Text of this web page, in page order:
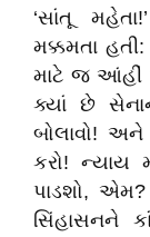
‘સાંતૂ
મક્કમતા
માટે જ આંહીં
ક્યાં છે
બોલાવો!
કરો! ન્યાય
પાડશો,
સિંહાસનને